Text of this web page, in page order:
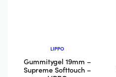
LIPPO
Gummitygel 19mm –
Supreme Softtouch –